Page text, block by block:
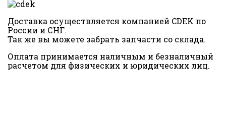
Доставка осуществляется компанией CDEK по
России и СНГ.
Так же вы можете забрать запчасти со склада.
Оплата принимается наличным и безналичный
расчетом для физических и юридических лиц.